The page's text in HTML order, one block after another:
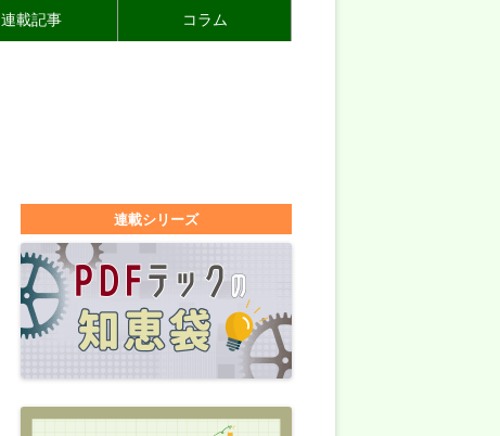
連載記事 コラム
連載シリーズ